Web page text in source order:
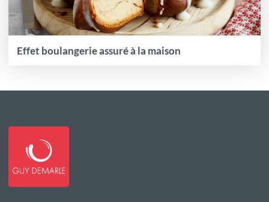
Effet boulangerie assuré à la maison